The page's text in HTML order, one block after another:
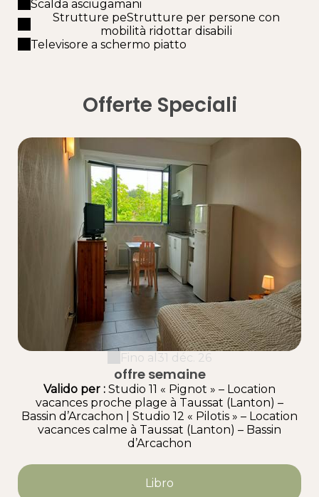
Scalda asciugamani
Strutture peStrutture per persone con
mobilità ridottar disabili
Televisore a schermo piatto
Offerte Speciali
Fino al 31 déc. 26
offre semaine
Valido per : Studio 11 « Pignot » – Location
vacances proche plage à Taussat (Lanton) –
Bassin d’Arcachon
Studio 12 « Pilotis » – Location
vacances calme à Taussat (Lanton) – Bassin
d’Arcachon
Libro